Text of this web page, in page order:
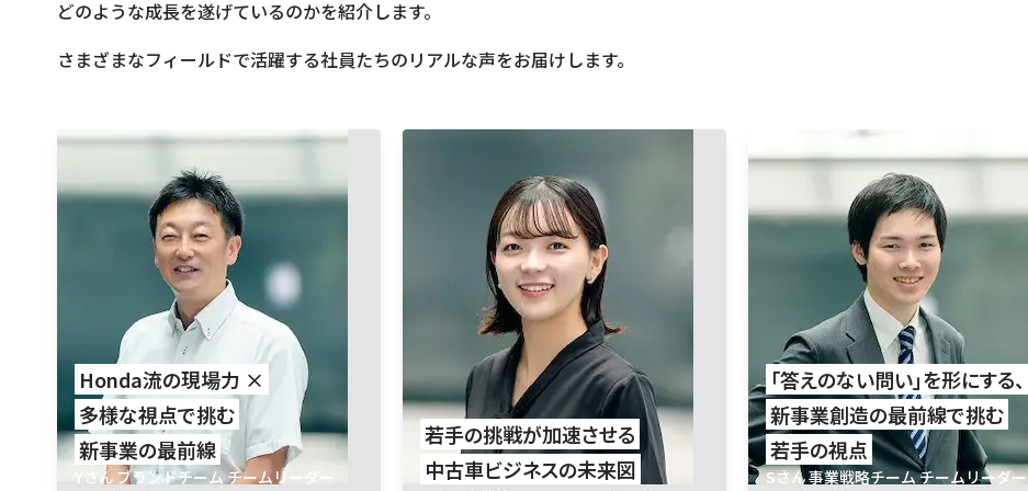
どのような成長を遂げているのかを紹介します。
さまざまなフィールドで活躍する社員たちのリアルな声をお届けします。
Honda流の​現場力 ×
多様な​視点で​挑む
新事業の​最前線
Yさん ブランドチーム チームリーダー
若手の​挑戦が​加速させる
中古車ビジネスの​未来図
「答えの​ない​問い」を形に​する、
新事業創造の​最前線で​挑む
若手の​視点
Sさん事業戦略チーム チームリーダー